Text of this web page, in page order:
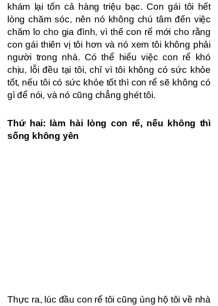
khám lại tốn cả hàng triệu bạc. Con gái tôi hết
lòng chăm sóc, nên nó không chú tâm đến việc
chăm lo cho gia đình, vì thế con rể mới cho rằng
con gái thiên vị tôi hơn và nó xem tôi không phải
người trong nhà. Có thể hiểu việc con rể khó
chịu, lỗi đều tại tôi, chỉ vì tôi không có sức khỏe
tốt, nếu tôi có sức khỏe tốt thì con rể sẽ không có
gì để nói, và nó cũng chẳng ghét tôi.
Thứ hai: làm hài lòng con rể, nếu không thì
sống không yên
Thực ra, lúc đầu con rể tôi cũng ủng hộ tôi về nhà